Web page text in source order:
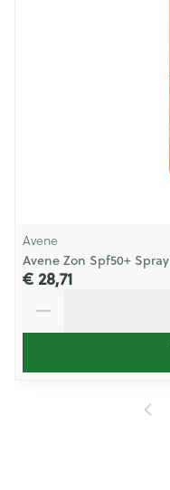
Avene
Avene Zon Spf50+
€ 28,71